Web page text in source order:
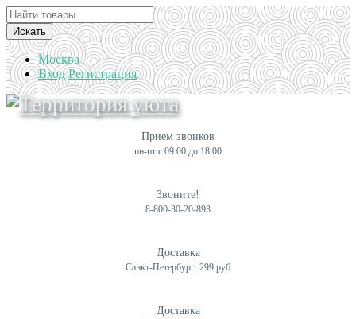
Искать
Москва
Вход Регистрация
Прием звонков
пн-пт с 09:00 до 18:00
Звоните!
8-800-30-20-893
Доставка
Санкт-Петербург: 299 руб
Доставка